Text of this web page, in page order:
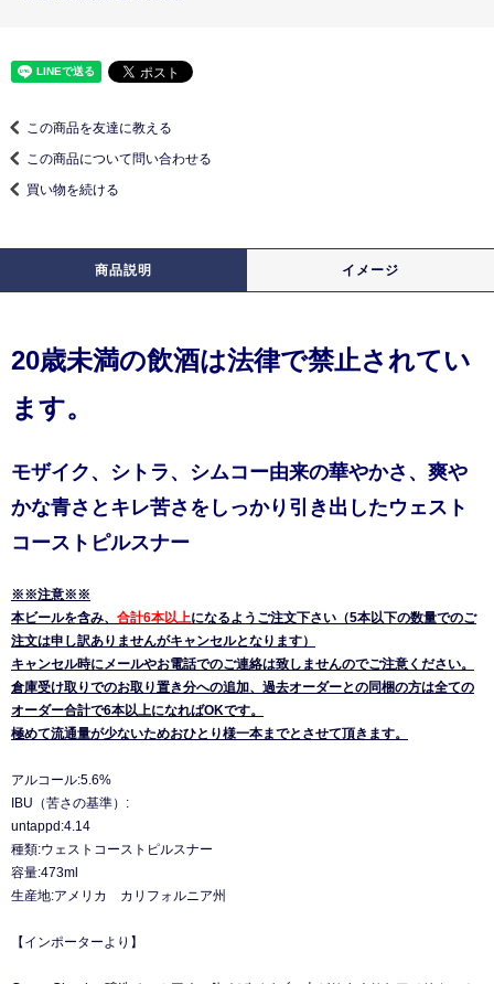
この商品を友達に教える
この商品について問い合わせる
買い物を続ける
商品説明 イメージ
20歳未満の飲酒は法律で禁止されてい
ます。
モザイク、シトラ、シムコー由来の華やかさ、爽や
かな青さとキレ苦さをしっかり引き出したウェスト
コーストピルスナー
※※注意※※
本ビールを含み、 合計6本以上になるようご注文下さい（5本以下の数量でのご
注文は申し訳ありませんがキャンセルとなります）
キャンセル時にメールやお電話でのご連絡は致しませんのでご注意ください。
倉庫受け取りでのお取り置き分への追加、過去オーダーとの同梱の方は全ての
オーダー合計で6本以上になればOKです。
極めて流通量が少ないためおひとり様一本までとさせて頂きます。
アルコール:5.6%
IBU（苦さの基準）:
untappd:4.14
種類:ウェストコーストピルスナー
容量:473ml
生産地:アメリカ カリフォルニア州
【インポーターより】